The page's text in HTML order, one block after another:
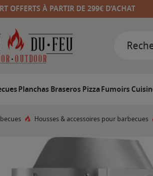
OFFERTS À PARTIR DE 299€ D’ACHAT
PlanchasBraserosPizzaFumoirs
Housses & accessoires pour barbecues